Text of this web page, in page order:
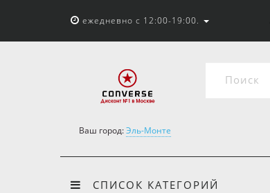
ежедневно с 12:00-19:00.
Ваш город:Эль-Монте
СПИСОК КАТЕГОРИЙ